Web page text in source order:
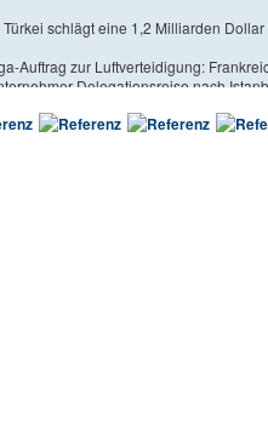
Türkei schlägt eine 1,2 Milliarden
Auftrag zur Luftverteidigung:
Delegationsreise nach